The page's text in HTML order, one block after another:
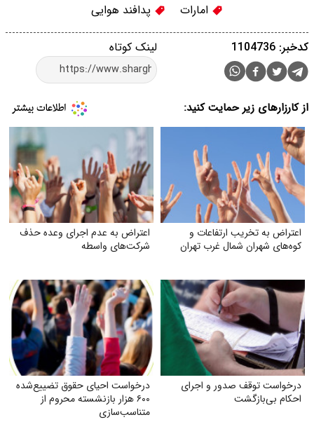
امارات پدافند هوایی
لینک کوتاه کدخبر: 1104736
از کارزارهای زیر حمایت کنید:
اعتراض به تخریب ارتفاعات و
کوه‌های شهران شمال غرب تهران
اعتراض به عدم اجرای وعده حذف
شرکت‌های واسطه
درخواست توقف صدور و اجرای
احکام بی‌بازگشت
درخواست احیای حقوق تضییع‌شده
۶۰۰ هزار بازنشسته محروم از
متناسب‌سازی